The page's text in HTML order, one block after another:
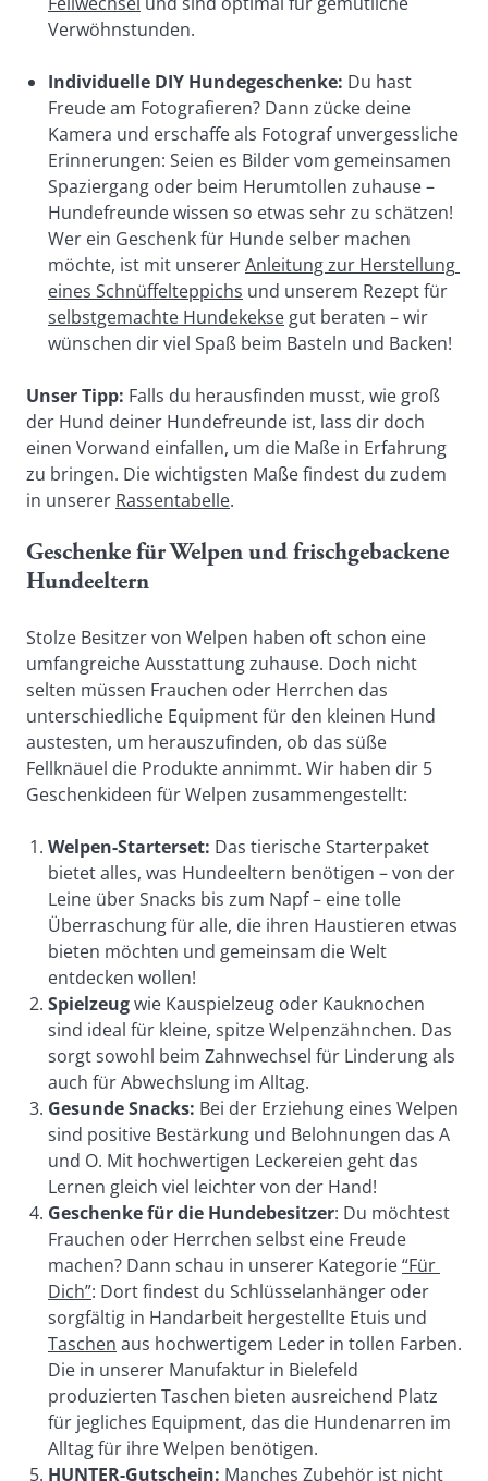
Verwöhnstunden.
Individuelle DIY Hundegeschenke: Du hast
Freude am Fotografieren? Dann zücke deine
Kamera und erschaffe als Fotograf unvergessliche
Erinnerungen: Seien es Bilder vom gemeinsamen
Spaziergang oder beim Herumtollen zuhause –
Hundefreunde wissen so etwas sehr zu schätzen!
Wer ein Geschenk für Hunde selber machen
möchte, ist mit unserer Anleitung zur Herstellung
eines Schnüffelteppichs
selbstgemachte Hundekekse gut beraten – wir
wünschen dir viel Spaß beim Basteln und Backen!
Unser Tipp: Falls du herausfinden musst, wie groß
der Hund deiner Hundefreunde ist, lass dir doch
einen Vorwand einfallen, um die Maße in Erfahrung
zu bringen. Die wichtigsten Maße findest du zudem
in unserer Rassentabelle.
Geschenke für Welpen und frischgebackene
Hundeeltern
Stolze Besitzer von Welpen haben oft schon eine
umfangreiche Ausstattung zuhause. Doch nicht
selten müssen Frauchen oder Herrchen das
unterschiedliche Equipment für den kleinen Hund
austesten, um herauszufinden, ob das süße
Fellknäuel die Produkte annimmt. Wir haben dir 5
Geschenkideen für Welpen zusammengestellt:
Welpen-Starterset: Das tierische Starterpaket
bietet alles, was Hundeeltern benötigen – von der
Leine über Snacks bis zum Napf – eine tolle
Überraschung für alle, die ihren Haustieren etwas
bieten möchten und gemeinsam die Welt
entdecken wollen!
Spielzeug wie Kauspielzeug oder Kauknochen
sind ideal für kleine, spitze Welpenzähnchen. Das
sorgt sowohl beim Zahnwechsel für Linderung als
auch für Abwechslung im Alltag.
Gesunde Snacks: Bei der Erziehung eines Welpen
sind positive Bestärkung und Belohnungen das A
und O. Mit hochwertigen Leckereien geht das
Lernen gleich viel leichter von der Hand!
Geschenke für die Hundebesitzer: Du möchtest
Frauchen oder Herrchen selbst eine Freude
machen? Dann schau in unserer Kategorie “Für
Dich”: Dort findest du Schlüsselanhänger oder
Taschen aus hochwertigem Leder in tollen Farben.
Die in unserer Manufaktur in Bielefeld
produzierten Taschen bieten ausreichend Platz
für jegliches Equipment, das die Hundenarren im
Alltag für ihre Welpen benötigen.
HUNTER-Gutschein: Manches Zubehör ist nicht